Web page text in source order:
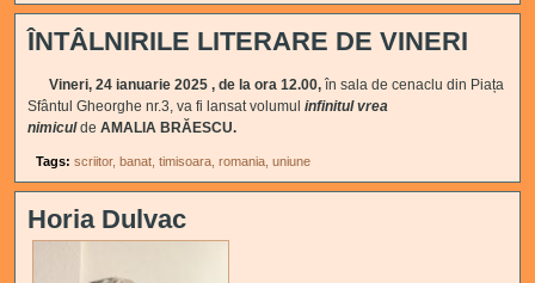
ÎNTÂLNIRILE LITERARE DE VINERI
Vineri, 24 ianuarie 2025 , de la ora 12.00,în sala de cenaclu din Piața
Sfântul Gheorghe nr.3, va fi lansat volumul infinitul vrea
nimicul de AMALIA BRĂESCU.
Tags:scriitor banat timisoara romania uniune
Horia Dulvac